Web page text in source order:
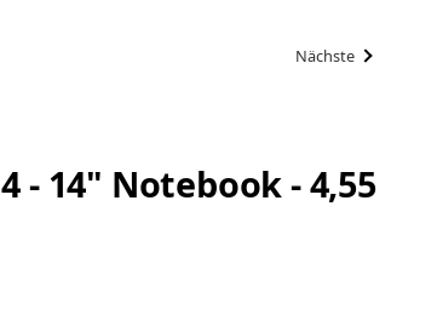
Nächste
- 14" Notebook - 4,55